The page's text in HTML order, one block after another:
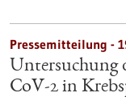
Pressemitteilung -
Untersuchung
CoV-2 in